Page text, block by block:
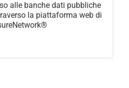
alle banche dati pubbliche
la piattaforma web di